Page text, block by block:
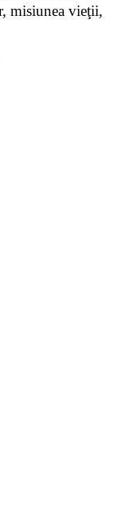
misiunea vieţii,